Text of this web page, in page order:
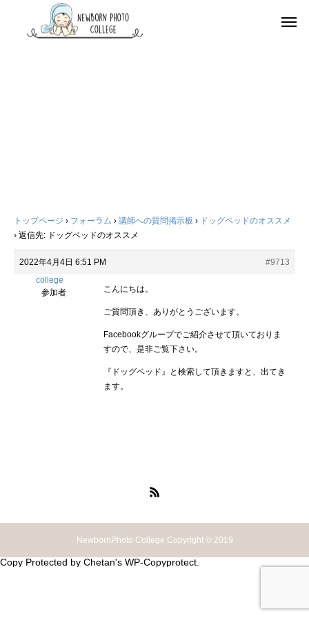
トップページ › フォーラム › 講師への質問掲示板 › ドッグベッドのオススメ
› 返信先: ドッグベッドのオススメ
2022年4月4日 6:51 PM
#9713
college
参加者
こんにちは。
ご質問頂き、ありがとうございます。
Facebookグループでご紹介させて頂いておりま
すので、是非ご覧下さい。
『ドッグベッド』と検索して頂きますと、出てき
ます。
NewbornPhoto College Copyright © 2019
Copy Protected by Chetan's WP-Copyprotect